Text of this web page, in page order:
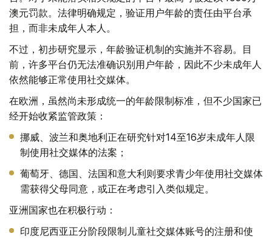
澳元罚款。法律明确规定，验证用户年龄的责任由平台承
担，而非未成年人本人。
不过，初步研究显示，年龄验证机制的实施并不容易。目
前，许多平台仍无法准确识别用户年龄，因此不少未成年人
依然能够正常使用社交媒体。
在欧洲，虽然尚未形成统一的年龄限制标准，但不少国家已
经开始收紧监管政策：
挪威、波兰和奥地利正在研究针对14至16岁未成年人限
制使用社交媒体的法案；
葡萄牙、德国、法国和意大利则要求青少年使用社交媒体
需获得父母同意，或正在考虑引入类似规定。
亚洲国家也在积极行动：
印度尼西亚正分阶段限制儿童社交媒体账号的注册和使